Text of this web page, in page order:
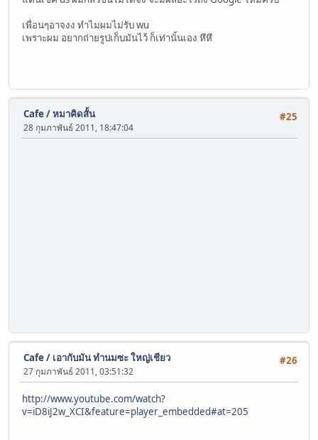
เพื่อนๆอาจงง ทำไมผมไม่รับ wu
เพราะผม อยากถ่ายรูปเก็บมันไว้ ก็เท่านั้นเอง หึหึ
#25
Cafe/หมาคิดสั้น
28 กุมภาพันธ์ 2011, 18:47:04
#26
Cafe/ เอากับมัน ทำนมซะ ใหญ่เชียว
27 กุมภาพันธ์ 2011, 03:51:32
http://www.youtube.com/watch?
v=iD8iJ2w_XCI&feature=player_embedded#at=205